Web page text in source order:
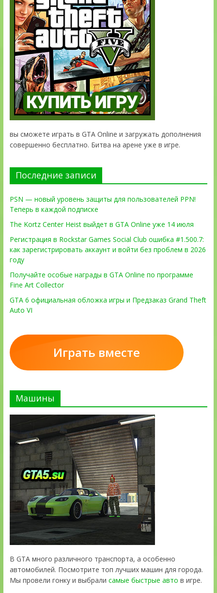
вы сможете играть в GTA Online и загружать дополнения
совершенно бесплатно. Битва на арене уже в игре.
Последние записи
PSN — новый уровень защиты для пользователей PPN!
Теперь в каждой подписке
The Kortz Center Heist выйдет в GTA Online уже 14 июля
Регистрация в Rockstar Games Social Club ошибка #1.500.7:
как зарегистрировать аккаунт и войти без проблем в 2026
году
Получайте особые награды в GTA Online по программе
Fine Art Collector
GTA 6 официальная обложка игры и Предзаказ Grand Theft
Auto VI
Играть вместе
Машины
В GTA много различного транспорта, а особенно
автомобилей. Посмотрите топ лучших машин для города.
Мы провели гонку и выбрали самые быстрые авто в игре.